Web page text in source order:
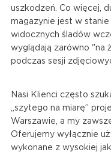
uszkodzeń. Co więcej,
magazynie jest w
widocznych śladów
wyglądają zarówno "na
podczas sesji
Nasi Klienci często
„szytego na miarę”
Warszawie, a my
Oferujemy wyłącznie
wykonane z wysokiej